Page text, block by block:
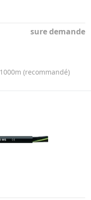
sure demande
(recommandé)